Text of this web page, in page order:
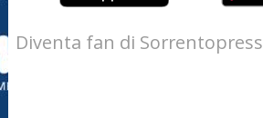
Diventa fan di Sorrentopress